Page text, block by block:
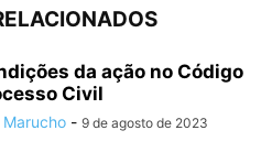
da ação no Código
Civil
Marucho - 9 de agosto de 2023